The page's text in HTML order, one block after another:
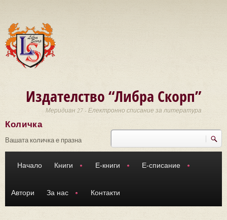
Издателство “Либра Скорп”
Меридиан 27 - Електронно списание за литература
Търси
Количка
Вашата количка е празна
Начало Книги Е-книги Е-списание
Автори За нас Контакти